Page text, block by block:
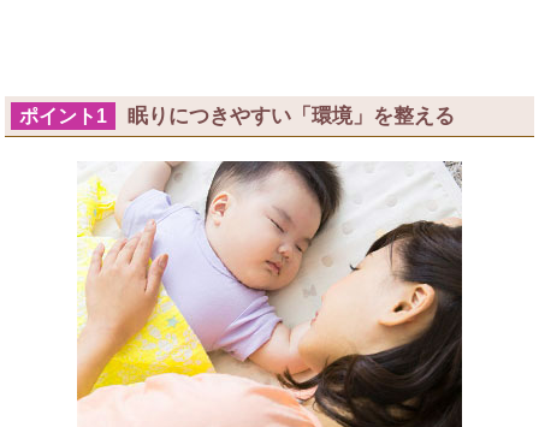
ポイント1 眠りにつきやすい「環境」を整える